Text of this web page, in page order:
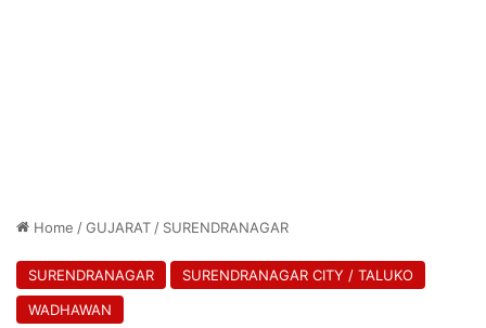
Home /GUJARAT / SURENDRANAGAR
SURENDRANAGAR
SURENDRANAGAR CITY / TALUKO
WADHAWAN